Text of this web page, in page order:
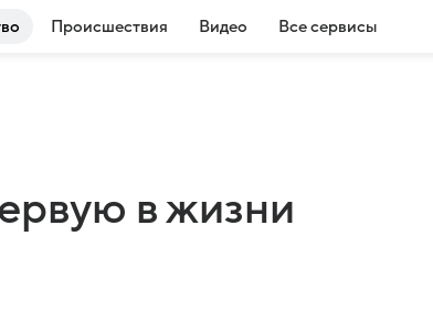
Происшествия Видео Все сервисы
в жизни